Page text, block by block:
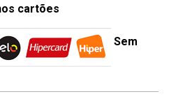
cartões
Sem